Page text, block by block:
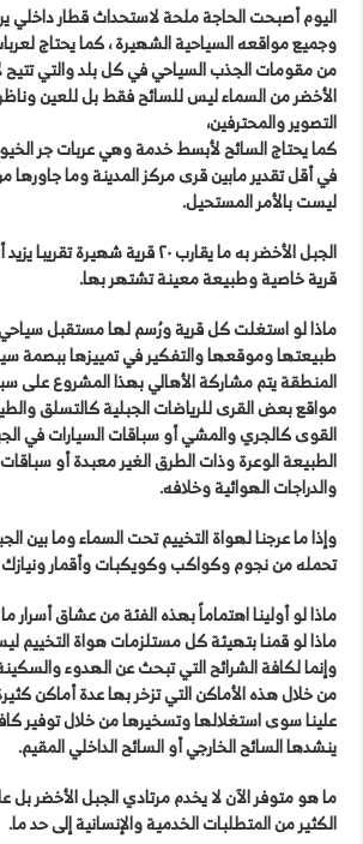
اليوم أصبحت الحاجة ملحة لاستحداث قطار داخلي
وجميع مواقعه السياحية الشهيرة ، كما يحتاج
من مقومات الجذب السياحي في كل بلد والتي
الأخضر من السماء ليس للسائح فقط بل للعين
التصوير والمحترفين،
كما يحتاج السائح لأبسط خدمة وهي عربات جر
في أقل تقدير مابين قرى مركز المدينة وما
ليست بالأمر المستحيل.
الجبل الأخضر به ما يقارب ٢٠ قرية
قرية خاصية وطبيعة معينة تشتهر بها.
ماذا لو استغلت كل قرية ورُسم لها مستقبل
طبيعتها وموقعها والتفكير في تمييزها ببصمة
المنطقة يتم مشاركة الأهالي بهذا المشروع على
مواقع بعض القرى للرياضات الجبلية كالتسلق
القوى كالجري والمشي أو سباقات السيارات في
الطبيعة الوعرة وذات الطرق الغير معبدة أو سباقات
والدراجات الهوائية وخلافه.
وإذا ما عرجنا لهواة التخييم تحت السماء وما بين
تحمله من نجوم وكواكب وكويكبات وأقمار ونيازك
ماذا لو أولينا اهتماماً بهذه الفئة من عشاق أسرار
ماذا لو قمنا بتهيئة كل مستلزمات هواة التخييم
وإنما لكافة الشرائح التي تبحث عن الهدوء
من خلال هذه الأماكن التي تزخر بها عدة أماكن
علينا سوى استغلالها وتسخيرها من خلال توفير
ينشدها السائح الخارجي أو السائح الداخلي المقيم.
ما هو متوفر الآن لا يخدم مرتادي الجبل الأخضر بل
الكثير من المتطلبات الخدمية والإنسانية إلى حد ما.